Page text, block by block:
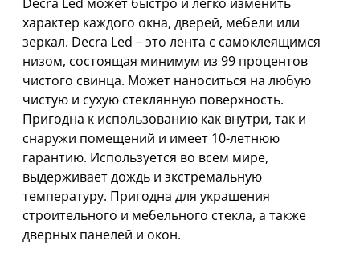
Decra Led может быстро и легко изменить
характер каждого окна, дверей, мебели или
зеркал. Decra Led – это лента с самоклеящимся
низом, состоящая минимум из 99 процентов
чистого свинца. Может наноситься на любую
чистую и сухую стеклянную поверхность.
Пригодна к использованию как внутри, так и
снаружи помещений и имеет 10-летнюю
гарантию. Используется во всем мире,
выдерживает дождь и экстремальную
температуру. Пригодна для украшения
строительного и мебельного стекла, а также
дверных панелей и окон.